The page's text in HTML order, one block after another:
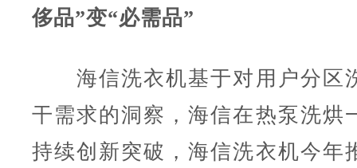
侈品”变“必需品”
海信洗衣机基于对用户分区
干需求的洞察，海信在热泵洗烘
持续创新突破，海信洗衣机今年